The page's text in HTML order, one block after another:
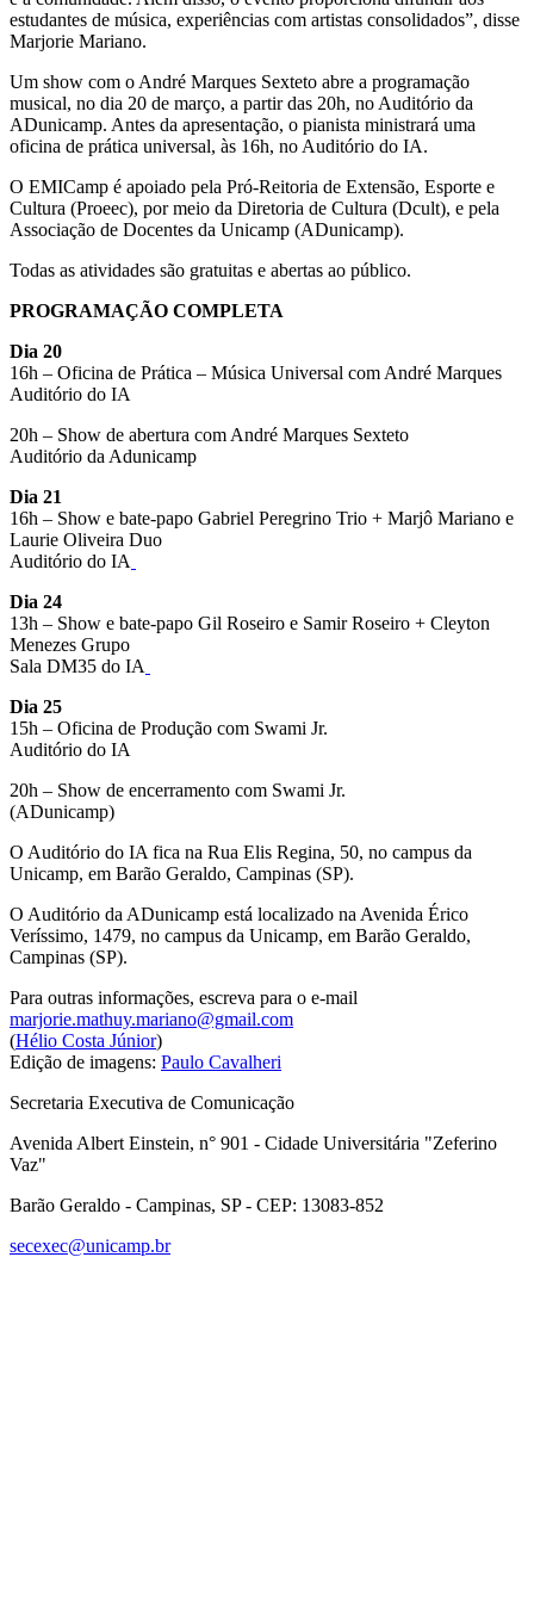
estudantes de música, experiências com artistas consolidados”, disse
Marjorie Mariano.
Um show com o André Marques Sexteto abre a programação
musical, no dia 20 de março, a partir das 20h, no Auditório da
ADunicamp. Antes da apresentação, o pianista ministrará uma
oficina de prática universal, às 16h, no Auditório do IA.
O EMICamp é apoiado pela Pró-Reitoria de Extensão, Esporte e
Cultura (Proeec), por meio da Diretoria de Cultura (Dcult), e pela
Associação de Docentes da Unicamp (ADunicamp).
Todas as atividades são gratuitas e abertas ao público.
PROGRAMAÇÃO COMPLETA
Dia 20
16h – Oficina de Prática – Música Universal com André Marques
Auditório do IA
20h – Show de abertura com André Marques Sexteto
Auditório da Adunicamp
Dia 21
16h – Show e bate-papo Gabriel Peregrino Trio + Marjô Mariano e
Laurie Oliveira Duo
Auditório do IA
Dia 24
13h – Show e bate-papo Gil Roseiro e Samir Roseiro + Cleyton
Menezes Grupo
Sala DM35 do IA
Dia 25
15h – Oficina de Produção com Swami Jr.
Auditório do IA
20h – Show de encerramento com Swami Jr.
(ADunicamp)
O Auditório do IA fica na Rua Elis Regina, 50, no campus da
Unicamp, em Barão Geraldo, Campinas (SP).
O Auditório da ADunicamp está localizado na Avenida Érico
Veríssimo, 1479, no campus da Unicamp, em Barão Geraldo,
Campinas (SP).
Para outras informações, escreva para o e-mail
marjorie.mathuy.mariano@gmail.com
(Hélio Costa Júnior)
Edição de imagens: Paulo Cavalheri
Secretaria Executiva de Comunicação
Avenida Albert Einstein, n° 901 - Cidade Universitária "Zeferino
Vaz"
Barão Geraldo - Campinas, SP - CEP: 13083-852
secexec@unicamp.br